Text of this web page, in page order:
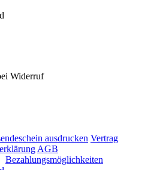
Widerruf
ausdrucken Vertrag
AGB
Bezahlungsmöglichkeiten